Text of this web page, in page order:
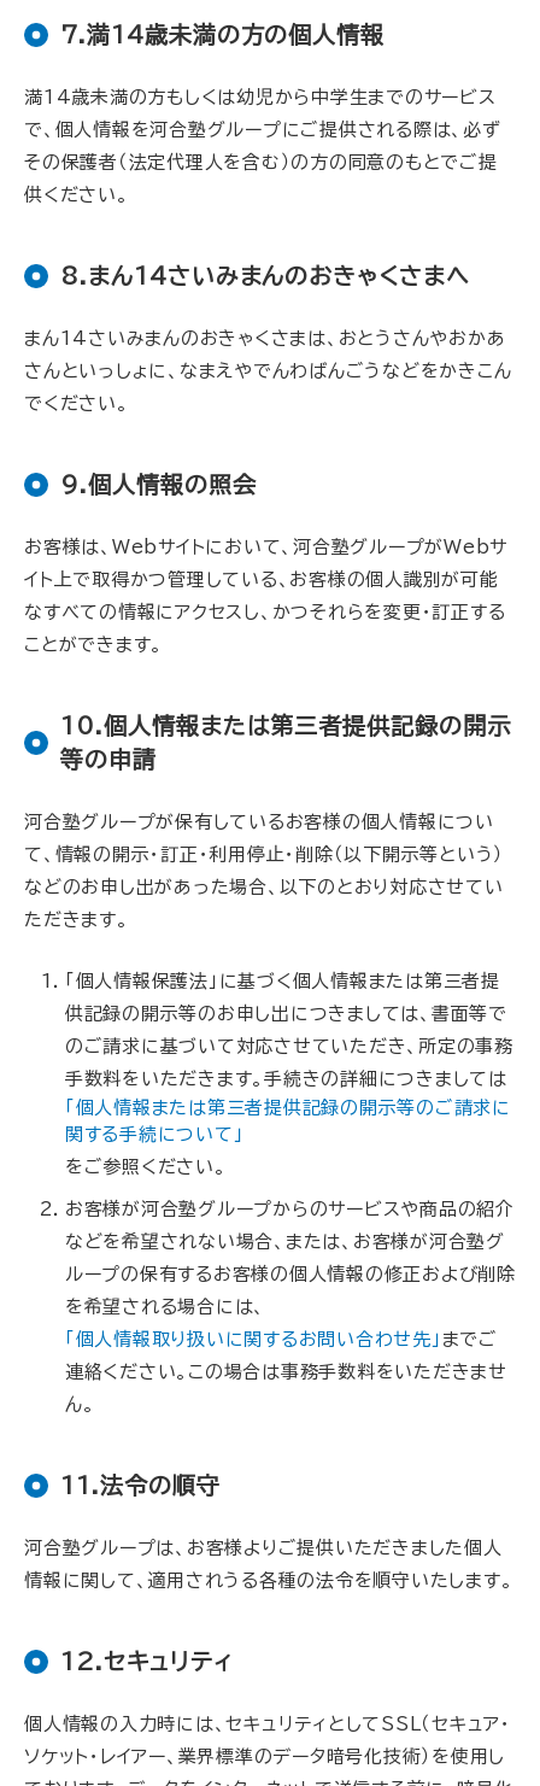
7.満14歳未満の方の個人情報
満14歳未満の方もしくは幼児から中学生までのサービス
で、個人情報を河合塾グループにご提供される際は、必ず
その保護者（法定代理人を含む）の方の同意のもとでご提
供ください。
8.まん14さいみまんのおきゃくさまへ
まん14さいみまんのおきゃくさまは、おとうさんやおかあ
さんといっしょに、なまえやでんわばんごうなどをかきこん
でください。
9.個人情報の照会
お客様は、Webサイトにおいて、河合塾グループがWebサ
イト上で取得かつ管理している、お客様の個人識別が可能
なすべての情報にアクセスし、かつそれらを変更・訂正する
ことができます。
10.個人情報または第三者提供記録の開示
等の申請
河合塾グループが保有しているお客様の個人情報につい
て、情報の開示・訂正・利用停止・削除（以下開示等という）
などのお申し出があった場合、以下のとおり対応させてい
ただきます。
「個人情報保護法」に基づく個人情報または第三者提
供記録の開示等のお申し出につきましては、書面等で
のご請求に基づいて対応させていただき、所定の事務
手数料をいただきます。手続きの詳細につきましては
「個人情報または第三者提供記録の開示等のご請求に
関する手続について」
をご参照ください。
お客様が河合塾グループからのサービスや商品の紹介
などを希望されない場合、または、お客様が河合塾グ
ループの保有するお客様の個人情報の修正および削除
を希望される場合には、
「個人情報取り扱いに関するお問い合わせ先」 までご
連絡ください。この場合は事務手数料をいただきませ
ん。
11.法令の順守
河合塾グループは、お客様よりご提供いただきました個人
情報に関して、適用されうる各種の法令を順守いたします。
12.セキュリティ
個人情報の入力時には、セキュリティとしてSSL（セキュア・
ソケット・レイアー、業界標準のデータ暗号化技術）を使用し